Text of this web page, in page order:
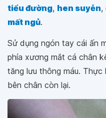
tiểu đường, hen suyễn,
mất ngủ.
Sử dụng ngón tay cái ấn
phía xương mắt cá chân
tăng lưu thông máu.
bên chân còn lại.